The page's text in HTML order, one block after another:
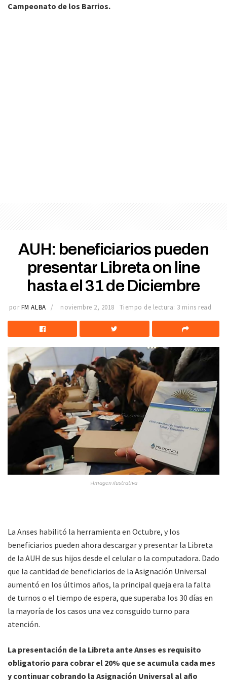
Campeonato de los Barrios.
AUH: beneficiarios pueden
presentar Libreta on line
hasta el 31 de Diciembre
por FM ALBA noviembre 2, 2018 Tiempo de lectura: 3 mins read
»Imagen ilustrativa
La Anses habilitó la herramienta en Octubre, y los
beneficiarios pueden ahora descargar y presentar la Libreta
de la AUH de sus hijos desde el celular o la computadora. Dado
que la cantidad de beneficiarios de la Asignación Universal
aumentó en los últimos años, la principal queja era la falta
de turnos o el tiempo de espera, que superaba los 30 días en
la mayoría de los casos una vez consguido turno para
atención.
La presentación de la Libreta ante Anses es requisito
obligatorio para cobrar el 20% que se acumula cada mes
y continuar cobrando la Asignación Universal al año